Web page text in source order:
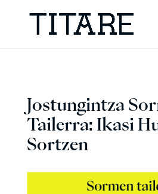
Jostungintza
Tailerra: Ikasi
Sortzen